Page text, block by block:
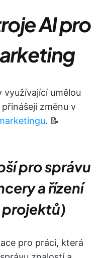
AI pro
využívající umělou
změnu v
. 📝
pro správu
a řízení
pro práci, která